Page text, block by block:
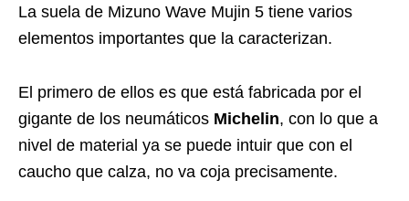
La suela de Mizuno Wave Mujin 5 tiene varios
elementos importantes que la caracterizan.
El primero de ellos es que está fabricada por el
gigante de los neumáticos Michelin, con lo que a
nivel de material ya se puede intuir que con el
caucho que calza, no va coja precisamente.